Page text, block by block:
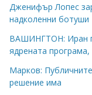
Дженифър Лопес
надколенни ботуши
ВАШИНГТОН: Иран
ядрената
Марков:
решение има